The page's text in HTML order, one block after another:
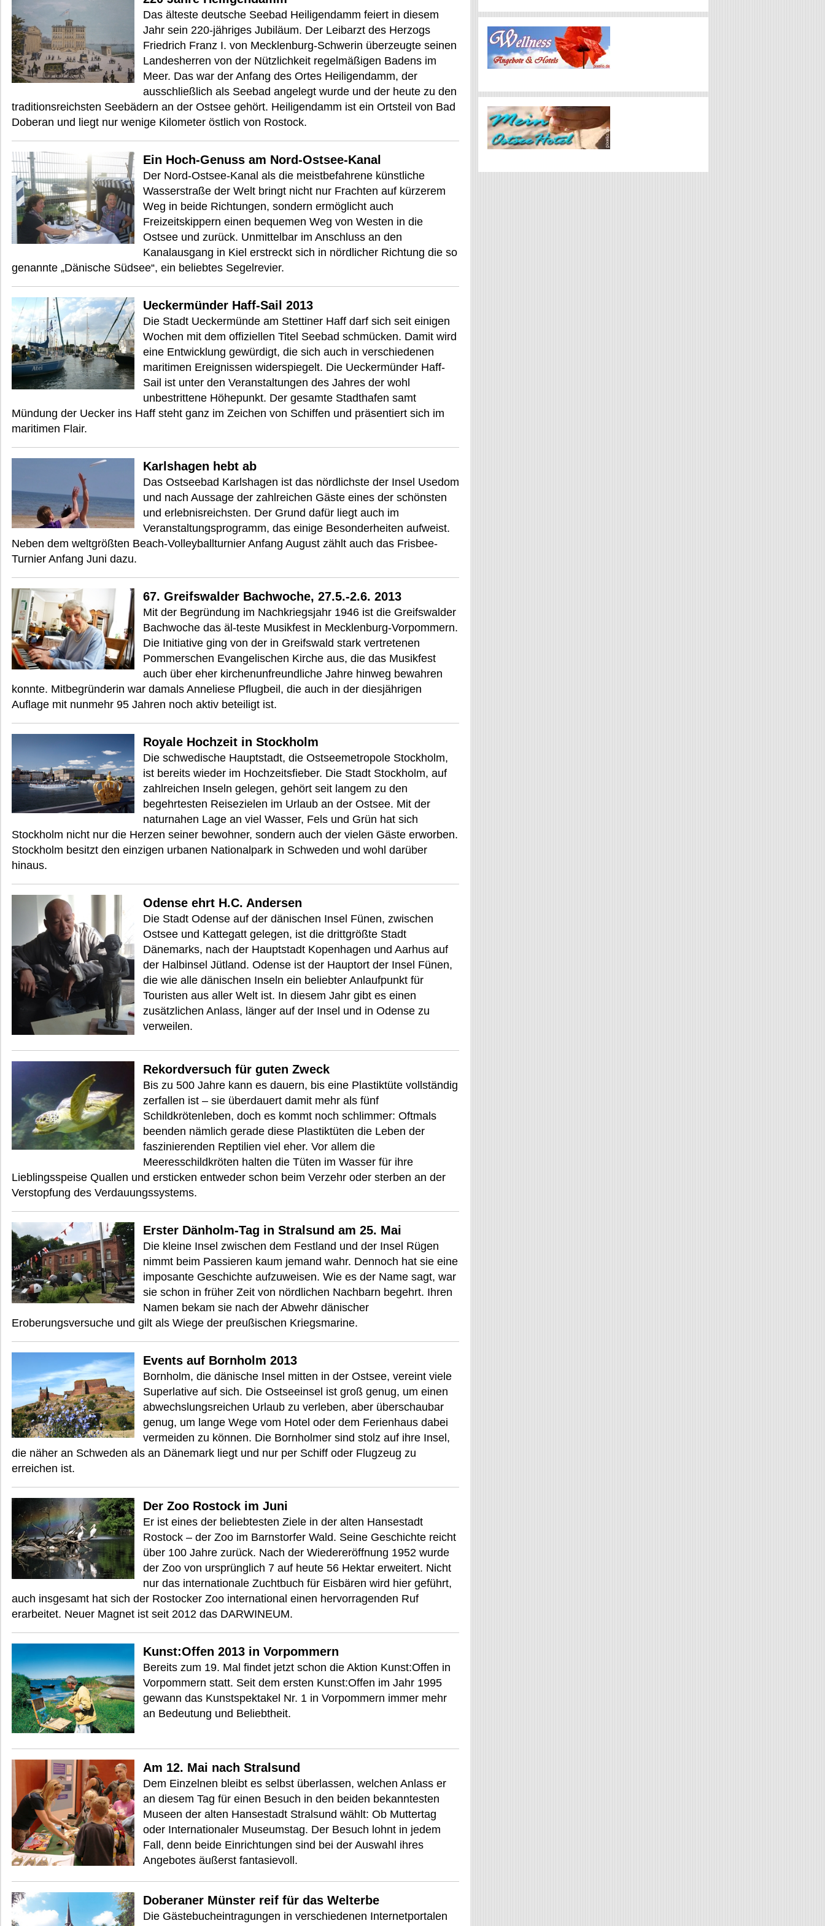
Das älteste deutsche Seebad Heiligendamm feiert in diesem
Jahr sein 220-jähriges Jubiläum. Der Leibarzt des Herzogs
Friedrich Franz I. von Mecklenburg-Schwerin überzeugte seinen
Landesherren von der Nützlichkeit regelmäßigen Badens im
Meer. Das war der Anfang des Ortes Heiligendamm, der
ausschließlich als Seebad angelegt wurde und der heute zu den
traditionsreichsten Seebädern an der Ostsee gehört. Heiligendamm ist ein Ortsteil von Bad
Doberan und liegt nur wenige Kilometer östlich von Rostock.
Ein Hoch-Genuss am Nord-Ostsee-Kanal
Der Nord-Ostsee-Kanal als die meistbefahrene künstliche
Wasserstraße der Welt bringt nicht nur Frachten auf kürzerem
Weg in beide Richtungen, sondern ermöglicht auch
Freizeitskippern einen bequemen Weg von Westen in die
Ostsee und zurück. Unmittelbar im Anschluss an den
Kanalausgang in Kiel erstreckt sich in nördlicher Richtung die so
genannte „Dänische Südsee“, ein beliebtes Segelrevier.
Ueckermünder Haff-Sail 2013
Die Stadt Ueckermünde am Stettiner Haff darf sich seit einigen
Wochen mit dem offiziellen Titel Seebad schmücken. Damit wird
eine Entwicklung gewürdigt, die sich auch in verschiedenen
maritimen Ereignissen widerspiegelt. Die Ueckermünder Haff-
Sail ist unter den Veranstaltungen des Jahres der wohl
unbestrittene Höhepunkt. Der gesamte Stadthafen samt
Mündung der Uecker ins Haff steht ganz im Zeichen von Schiffen und präsentiert sich im
maritimen Flair.
Karlshagen hebt ab
Das Ostseebad Karlshagen ist das nördlichste der Insel Usedom
und nach Aussage der zahlreichen Gäste eines der schönsten
und erlebnisreichsten. Der Grund dafür liegt auch im
Veranstaltungsprogramm, das einige Besonderheiten aufweist.
Neben dem weltgrößten Beach-Volleyballturnier Anfang August zählt auch das Frisbee-
Turnier Anfang Juni dazu.
67. Greifswalder Bachwoche, 27.5.-2.6. 2013
Mit der Begründung im Nachkriegsjahr 1946 ist die Greifswalder
Bachwoche das äl-teste Musikfest in Mecklenburg-Vorpommern.
Die Initiative ging von der in Greifswald stark vertretenen
Pommerschen Evangelischen Kirche aus, die das Musikfest
auch über eher kirchenunfreundliche Jahre hinweg bewahren
konnte. Mitbegründerin war damals Anneliese Pflugbeil, die auch in der diesjährigen
Auflage mit nunmehr 95 Jahren noch aktiv beteiligt ist.
Royale Hochzeit in Stockholm
Die schwedische Hauptstadt, die Ostseemetropole Stockholm,
ist bereits wieder im Hochzeitsfieber. Die Stadt Stockholm, auf
zahlreichen Inseln gelegen, gehört seit langem zu den
begehrtesten Reisezielen im Urlaub an der Ostsee. Mit der
naturnahen Lage an viel Wasser, Fels und Grün hat sich
Stockholm nicht nur die Herzen seiner bewohner, sondern auch der vielen Gäste erworben.
Stockholm besitzt den einzigen urbanen Nationalpark in Schweden und wohl darüber
hinaus.
Odense ehrt H.C. Andersen
Die Stadt Odense auf der dänischen Insel Fünen, zwischen
Ostsee und Kattegatt gelegen, ist die drittgrößte Stadt
Dänemarks, nach der Hauptstadt Kopenhagen und Aarhus auf
der Halbinsel Jütland. Odense ist der Hauptort der Insel Fünen,
die wie alle dänischen Inseln ein beliebter Anlaufpunkt für
Touristen aus aller Welt ist. In diesem Jahr gibt es einen
zusätzlichen Anlass, länger auf der Insel und in Odense zu
verweilen.
Rekordversuch für guten Zweck
Bis zu 500 Jahre kann es dauern, bis eine Plastiktüte vollständig
zerfallen ist – sie überdauert damit mehr als fünf
Schildkrötenleben, doch es kommt noch schlimmer: Oftmals
beenden nämlich gerade diese Plastiktüten die Leben der
faszinierenden Reptilien viel eher. Vor allem die
Meeresschildkröten halten die Tüten im Wasser für ihre
Lieblingsspeise Quallen und ersticken entweder schon beim Verzehr oder sterben an der
Verstopfung des Verdauungssystems.
Erster Dänholm-Tag in Stralsund am 25. Mai
Die kleine Insel zwischen dem Festland und der Insel Rügen
nimmt beim Passieren kaum jemand wahr. Dennoch hat sie eine
imposante Geschichte aufzuweisen. Wie es der Name sagt, war
sie schon in früher Zeit von nördlichen Nachbarn begehrt. Ihren
Namen bekam sie nach der Abwehr dänischer
Eroberungsversuche und gilt als Wiege der preußischen Kriegsmarine.
Events auf Bornholm 2013
Bornholm, die dänische Insel mitten in der Ostsee, vereint viele
Superlative auf sich. Die Ostseeinsel ist groß genug, um einen
abwechslungsreichen Urlaub zu verleben, aber überschaubar
genug, um lange Wege vom Hotel oder dem Ferienhaus dabei
vermeiden zu können. Die Bornholmer sind stolz auf ihre Insel,
die näher an Schweden als an Dänemark liegt und nur per Schiff oder Flugzeug zu
erreichen ist.
Der Zoo Rostock im Juni
Er ist eines der beliebtesten Ziele in der alten Hansestadt
Rostock – der Zoo im Barnstorfer Wald. Seine Geschichte reicht
über 100 Jahre zurück. Nach der Wiedereröffnung 1952 wurde
der Zoo von ursprünglich 7 auf heute 56 Hektar erweitert. Nicht
nur das internationale Zuchtbuch für Eisbären wird hier geführt,
auch insgesamt hat sich der Rostocker Zoo international einen hervorragenden Ruf
erarbeitet. Neuer Magnet ist seit 2012 das DARWINEUM.
Kunst:Offen 2013 in Vorpommern
Bereits zum 19. Mal findet jetzt schon die Aktion Kunst:Offen in
Vorpommern statt. Seit dem ersten Kunst:Offen im Jahr 1995
gewann das Kunstspektakel Nr. 1 in Vorpommern immer mehr
an Bedeutung und Beliebtheit.
Am 12. Mai nach Stralsund
Dem Einzelnen bleibt es selbst überlassen, welchen Anlass er
an diesem Tag für einen Besuch in den beiden bekanntesten
Museen der alten Hansestadt Stralsund wählt: Ob Muttertag
oder Internationaler Museumstag. Der Besuch lohnt in jedem
Fall, denn beide Einrichtungen sind bei der Auswahl ihres
Angebotes äußerst fantasievoll.
Doberaner Münster reif für das Welterbe
Die Gästebucheintragungen in verschiedenen Internetportalen